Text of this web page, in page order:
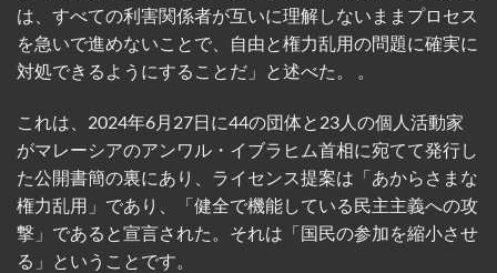
は、すべての利害関係者が互いに理解しないままプロセス
を急いで進めないことで、自由と権力乱用の問題に確実に
対処できるようにすることだ」と述べた。 。
これは、2024年6月27日に44の団体と23人の個人活動家
がマレーシアのアンワル・イブラヒム首相に宛てて発行し
た公開書簡の裏にあり、ライセンス提案は「あからさまな
権力乱用」であり、「健全で機能している民主主義への攻
撃」であると宣言された。それは「国民の参加を縮小させ
る」ということです。